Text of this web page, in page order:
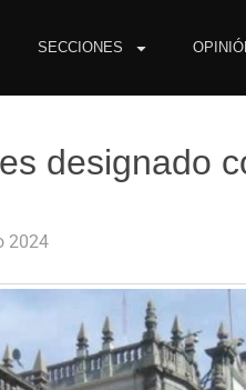
SECCIONES
designado
2024